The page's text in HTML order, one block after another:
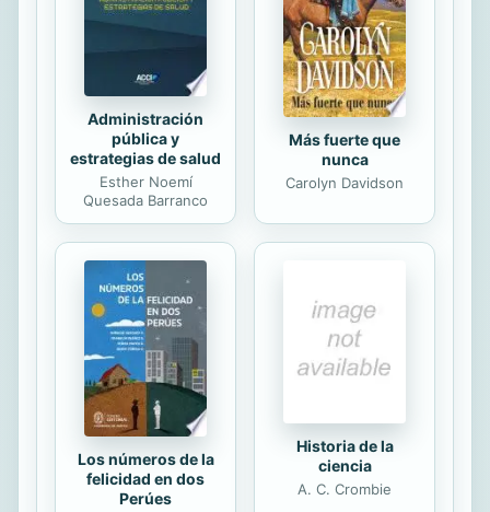
y más cuando el primer paso a nivel
nacional ya se ha dado al haber...
Administración
pública y
estrategias de salud
Esther Noemí
Quesada Barranco
Más fuerte que
nunca
Carolyn Davidson
Los números de la
felicidad en dos
Perúes
Historia de la
ciencia
A. C. Crombie